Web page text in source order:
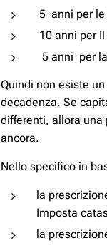
5 anni per
10 anni per
5 anni per
Quindi non esiste
decadenza. Se
differenti, allora una
ancora.
Nello specifico in
la
Imposta
la